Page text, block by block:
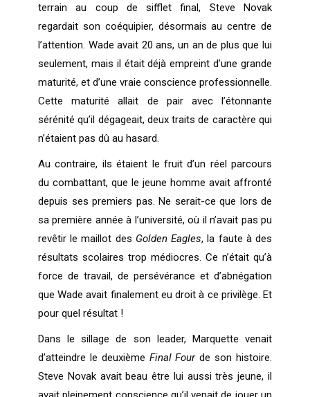
terrain au coup de sifflet final, Steve Novak
regardait son coéquipier, désormais au centre de
l’attention. Wade avait 20 ans, un an de plus que lui
seulement, mais il était déjà empreint d’une grande
maturité, et d’une vraie conscience professionnelle.
Cette maturité allait de pair avec l’étonnante
sérénité qu’il dégageait, deux traits de caractère qui
n’étaient pas dû au hasard.
Au contraire, ils étaient le fruit d’un réel parcours
du combattant, que le jeune homme avait affronté
depuis ses premiers pas. Ne serait-ce que lors de
sa première année à l’université, où il n’avait pas pu
revêtir le maillot des Golden Eagles, la faute à des
résultats scolaires trop médiocres. Ce n’était qu’à
force de travail, de persévérance et d’abnégation
que Wade avait finalement eu droit à ce privilège. Et
pour quel résultat !
Dans le sillage de son leader, Marquette venait
d’atteindre le deuxième Final Fourde son histoire.
Steve Novak avait beau être lui aussi très jeune, il